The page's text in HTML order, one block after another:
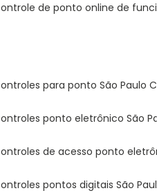
controle de ponto online de
controles para ponto São Paulo
controles ponto eletrônico São
controles de acesso ponto
controles pontos digitais São